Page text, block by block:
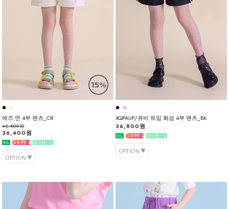
15%
에즈 면 4부 팬츠_CR
42,800원
36,400원
OPTION
XQPAUP/큐비 트임 화섬 4부 팬츠_BK
36,800원
OPTION